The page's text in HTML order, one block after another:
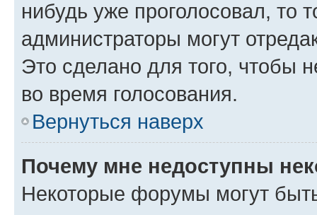
нибудь уже проголосовал, то
администраторы могут
Это сделано для того, чтобы
во время голосования.
Вернуться наверх
Почему мне недоступны
Некоторые форумы могут